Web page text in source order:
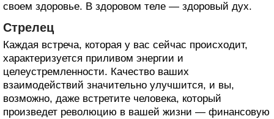
своем здоровье. В здоровом теле — здоровый дух.
Стрелец
Каждая встреча, которая у вас сейчас происходит,
характеризуется приливом энергии и
целеустремленности. Качество ваших
взаимодействий значительно улучшится, и вы,
возможно, даже встретите человека, который
произведет революцию в вашей жизни — финансовую